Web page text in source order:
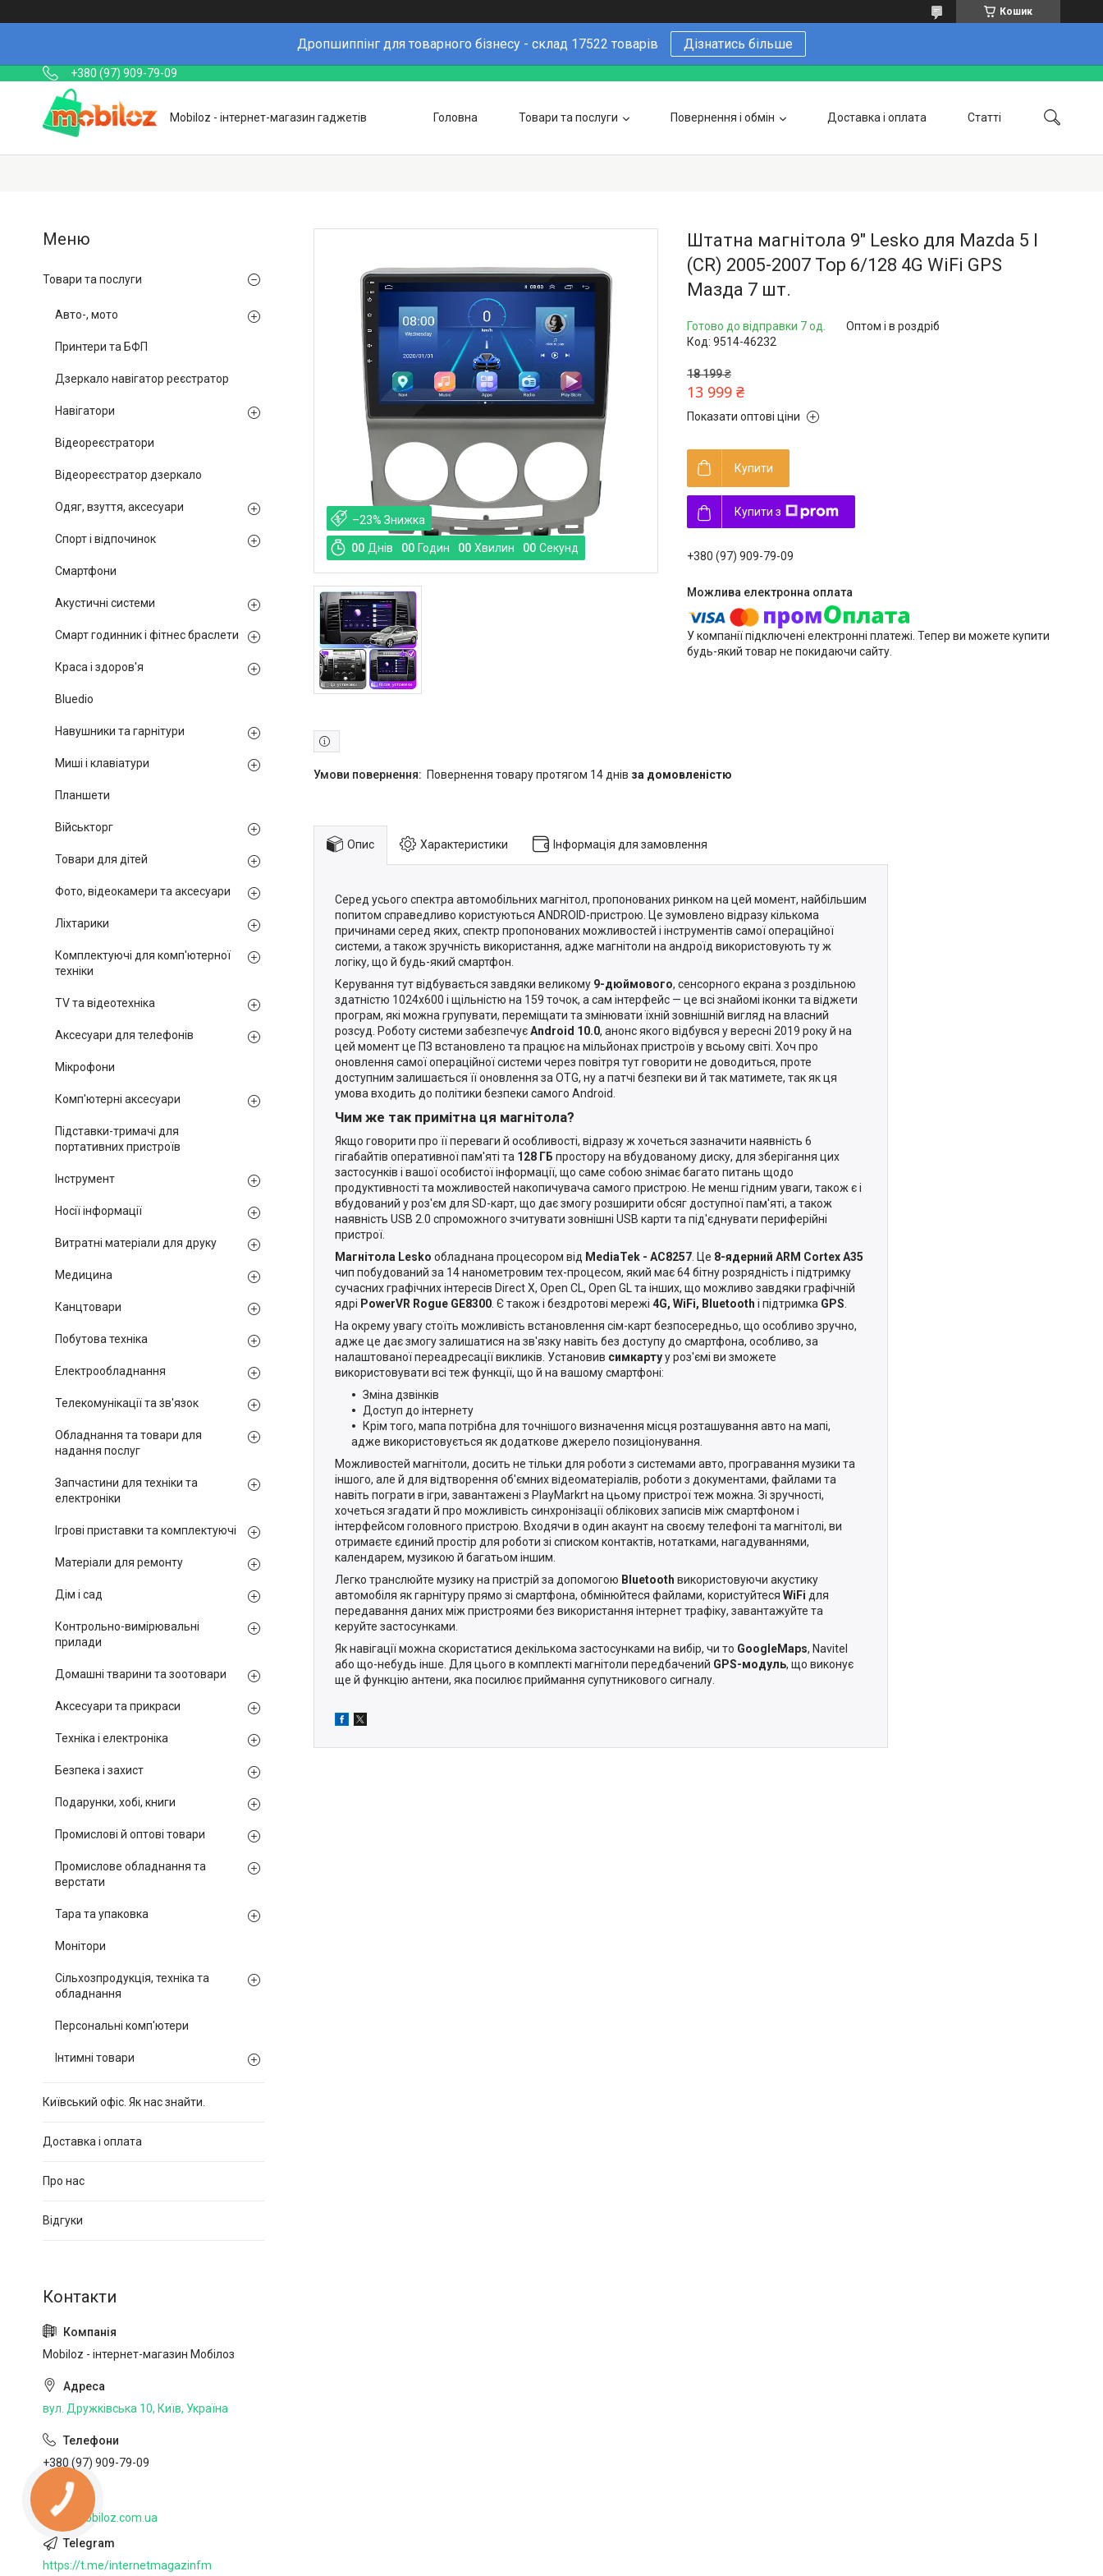
Кошик
Дропшиппінг для товарного бізнесу - склад 17522 товарів Дізнатись більше
+380 (97) 909-79-09
Mobiloz - інтернет-магазин гаджетів Головна Товари та послуги Повернення і обмін Доставка і оплата Статті
Оптовим покупцям Напишіть нам в Telegram Фотогалерея
–23%
00 Днів 00 Годин 00 Хвилин 00 Секунд
Штатна магнітола 9" Lesko для Mazda 5 I
(CR) 2005-2007 Top 6/128 4G WiFi GPS
Мазда 7 шт.
Готово до відправки 7 од.
Оптом і в роздріб
Код: 9514-46232
18 199 ₴
13 999 ₴
Показати оптові ціни
Купити
Купити з
+380 (97) 909-79-09
У компанії підключені електронні платежі. Тепер ви можете купити
будь-який товар не покидаючи сайту.
повернення товару протягом 14 днів за домовленістю
Опис Характеристики Інформація для замовлення
Серед усього спектра автомобільних магнітол, пропонованих ринком на цей момент, найбільшим
попитом справедливо користуються ANDROID-пристрою. Це зумовлено відразу кількома
причинами серед яких, спектр пропонованих можливостей і інструментів самої операційної
системи, а також зручність використання, адже магнітоли на андроїд використовують ту ж
логіку, що й будь-який смартфон.
Керування тут відбувається завдяки великому 9-дюймового, сенсорного екрана з роздільною
здатністю 1024х600 і щільністю на 159 точок, а сам інтерфейс — це всі знайомі іконки та віджети
програм, які можна групувати, переміщати та змінювати їхній зовнішній вигляд на власний
розсуд. Роботу системи забезпечуєAndroid 10.0, анонс якого відбувся у вересні 2019 року й на
цей момент це ПЗ встановлено та працює на мільйонах пристроїв у всьому світі. Хоч про
оновлення самої операційної системи через повітря тут говорити не доводиться, проте
доступним залишається її оновлення за OTG, ну а патчі безпеки ви й так матимете, так як ця
умова входить до політики безпеки самого Android.
Чим же так примітна ця магнітола?
Якщо говорити про її переваги й особливості, відразу ж хочеться зазначити наявність 6
гігабайтів оперативної пам'яті та 128 ГБ простору на вбудованому диску, для зберігання цих
застосунків і вашої особистої інформації, що саме собою знімає багато питань щодо
продуктивності та можливостей накопичувача самого пристрою. Не менш гідним уваги, також є і
вбудований у роз'єм для SD-карт, що дає змогу розширити обсяг доступної пам'яті, а також
наявність USB 2.0 спроможного зчитувати зовнішні USB карти та під'єднувати периферійні
пристрої.
Магнітола Lesko обладнана процесором від MediaTek - AC8257 . Це 8-ядерний ARM Cortex A35
чип побудований за 14 нанометровим тех-процесом, який має 64 бітну розрядність і підтримку
сучасних графічних інтересів Direct X, Open CL, Open GL та інших, що можливо завдяки графічній
ядрі PowerVR Rogue GE8300 . Є також і бездротові мережі 4G, WiFi, Bluetooth і підтримка GPS
На окрему увагу стоїть можливість встановлення сім-карт безпосередньо, що особливо зручно,
адже це дає змогу залишатися на зв'язку навіть без доступу до смартфона, особливо, за
налаштованої переадресації викликів. Установив симкартуу роз'ємі ви зможете
використовувати всі теж функції, що й на вашому смартфоні:
Зміна дзвінків
Доступ до інтернету
Крім того, мапа потрібна для точнішого визначення місця розташування авто на мапі,
адже використовується як додаткове джерело позиціонування.
Можливостей магнітоли, досить не тільки для роботи з системами авто, програвання музики та
іншого, але й для відтворення об'ємних відеоматеріалів, роботи з документами, файлами та
навіть пограти в ігри, завантажені з PlayMarkrt на цьому пристрої теж можна. Зі зручності,
хочеться згадати й про можливість синхронізації облікових записів між смартфоном і
інтерфейсом головного пристрою. Входячи в один акаунт на своєму телефоні та магнітолі, ви
отримаєте єдиний простір для роботи зі списком контактів, нотатками, нагадуваннями,
календарем, музикою й багатьом іншим.
Легко транслюйте музику на пристрій за допомогою Bluetooth використовуючи акустику
автомобіля як гарнітуру прямо зі смартфона, обмінюйтеся файлами, користуйтеся WiFi для
передавання даних між пристроями без використання інтернет трафіку, завантажуйте та
керуйте застосунками.
Як навігації можна скористатися декількома застосунками на вибір, чи то GoogleMaps, Navitel
або що-небудь інше. Для цього в комплекті магнітоли передбачений GPS-модуль, що виконує
ще й функцію антени, яка посилює приймання супутникового сигналу.
Товари та послуги
Авто-, мото
Принтери та БФП
Дзеркало навігатор реєстратор
Навігатори
Відеореєстратори
Відеореєстратор дзеркало
Одяг, взуття, аксесуари
Спорт і відпочинок
Смартфони
Акустичні системи
Смарт годинник і фітнес браслети
Краса і здоров'я
Bluedio
Навушники та гарнітури
Миші і клавіатури
Планшети
Військторг
Товари для дітей
Фото, відеокамери та аксесуари
Ліхтарики
Комплектуючі для комп'ютерної
техніки
TV та відеотехніка
Аксесуари для телефонів
Мікрофони
Комп'ютерні аксесуари
Підставки-тримачі для
портативних пристроїв
Інструмент
Носії інформації
Витратні матеріали для друку
Медицина
Канцтовари
Побутова техніка
Електрообладнання
Телекомунікації та зв'язок
Обладнання та товари для
надання послуг
Запчастини для техніки та
електроніки
Ігрові приставки та комплектуючі
Матеріали для ремонту
Дім і сад
Контрольно-вимірювальні
прилади
Домашні тварини та зоотовари
Аксесуари та прикраси
Техніка і електроніка
Безпека і захист
Подарунки, хобі, книги
Промислові й оптові товари
Промислове обладнання та
верстати
Тара та упаковка
Монітори
Сільхозпродукція, техніка та
обладнання
Персональні комп'ютери
Інтимні товари
Київський офіс. Як нас знайти.
Доставка і оплата
Про нас
Відгуки
Mobiloz - інтернет-магазин Мобілоз
вул. Дружківська 10, Київ, Україна
+380 (97) 909-79-09
http://mobiloz.com.ua
https://t.me/internetmagazinfm